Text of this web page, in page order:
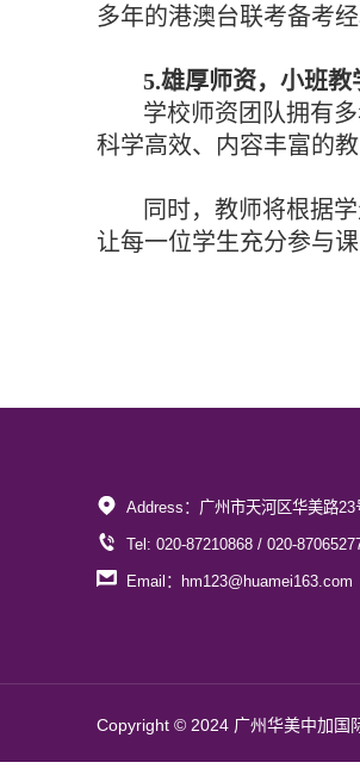
多年的港澳台联考备考
5.雄厚师资，小班教
学校师资团队拥有
科学高效、内容丰富的
同时，教师将根据
让每一位学生充分参与
Address：广州市天河区华美路23
Tel: 020-87210868 / 020-
Email：hm123@huamei163.com
Copyright © 2024 广州华美中加国